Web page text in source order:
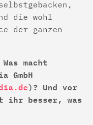
die wohl
der ganzen
macht
GmbH
)? Und vor
ihr besser, was